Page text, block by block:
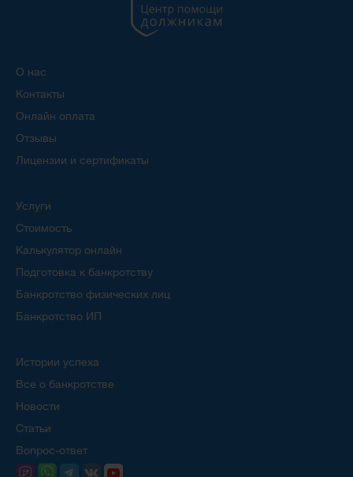
О нас
Контакты
Онлайн оплата
Отзывы
Лицензии и сертификаты
Услуги
Стоимость
Калькулятор онлайн
Подготовка к банкротству
Банкротство физических лиц
Банкротство ИП
Истории успеха
Все о банкротстве
Новости
Статьи
Вопрос-ответ